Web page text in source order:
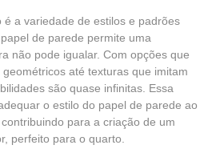
a variedade de estilos e padrões
de parede permite uma
não pode igualar. Com opções que
até texturas que imitam
são quase infinitas. Essa
o estilo do papel de parede ao
para a criação de um
perfeito para o quarto.